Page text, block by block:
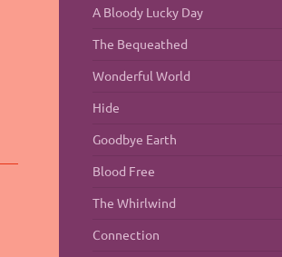
A Bloody Lucky Day
The Bequeathed
Wonderful World
Hide
Goodbye Earth
Blood Free
The Whirlwind
Connection